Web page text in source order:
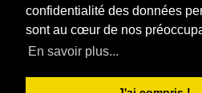
confidentialité des données
sont au cœur de nos
En savoir plus...
Copyright 2026 par RODI
|